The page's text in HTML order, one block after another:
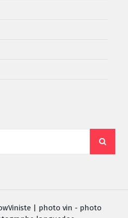
| photo vin - photo